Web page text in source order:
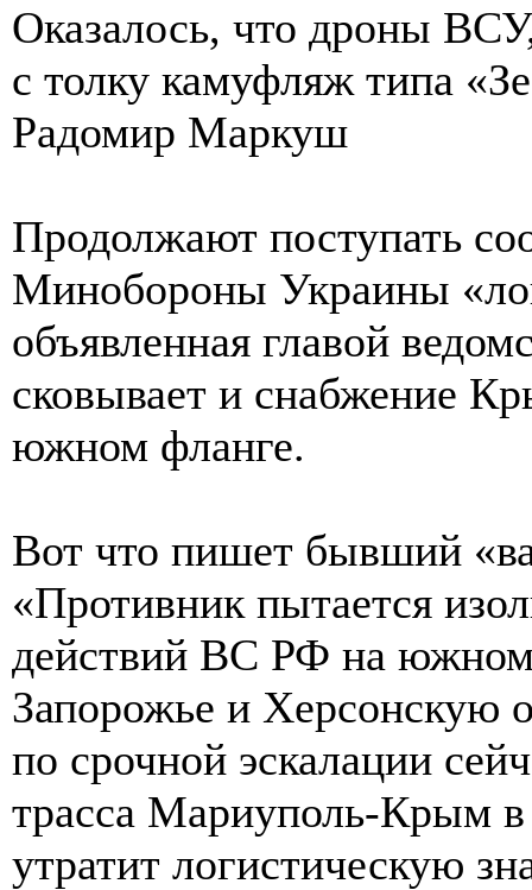
Оказалось, что дроны
с толку камуфляж типа
Радомир Маркуш
Продолжают поступать
Минобороны Украины
объявленная главой
сковывает и снабжение
южном фланге.
Вот что пишет бывший
«Противник пытается
действий ВС РФ на южном
Запорожье и Херсонскую
по срочной эскалации
трасса Мариуполь-Крым
утратит логистическую